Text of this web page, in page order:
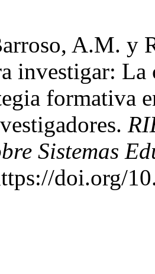
A.M. y
investigar:
formativa
Sistemas
doi.org/